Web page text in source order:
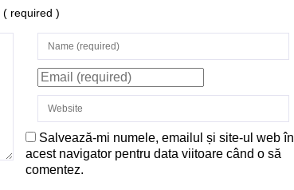
( required )
Salvează-mi numele, emailul și site-ul web în
acest navigator pentru data viitoare când o să
comentez.